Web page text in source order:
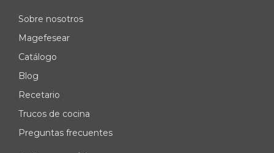
Sobre nosotros
Magefesear
Catálogo
Blog
Recetario
Trucos de cocina
Preguntas frecuentes